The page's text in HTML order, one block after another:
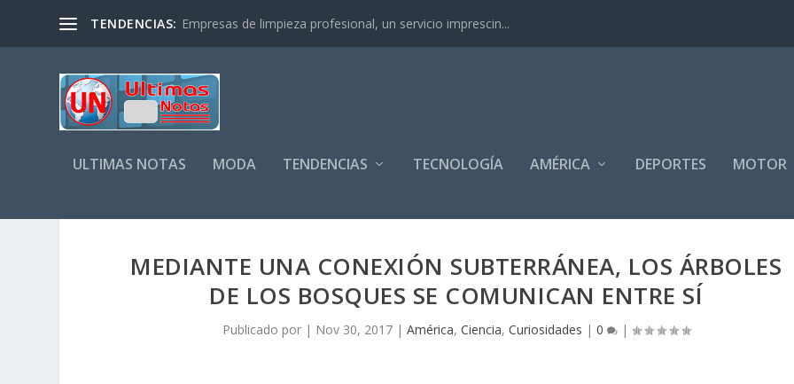
TENDENCIAS: Empresas de limpieza profesional, un servicio imprescin...
ULTIMAS NOTAS MODA TENDENCIAS TECNOLOGÍA AMÉRICA DEPORTES MOTOR
MEDIANTE UNA CONEXIÓN SUBTERRÁNEA, LOS ÁRBOLES
DE LOS BOSQUES SE COMUNICAN ENTRE SÍ
Publicado por | Nov 30, 2017| América, Ciencia, Curiosidades | 0 |